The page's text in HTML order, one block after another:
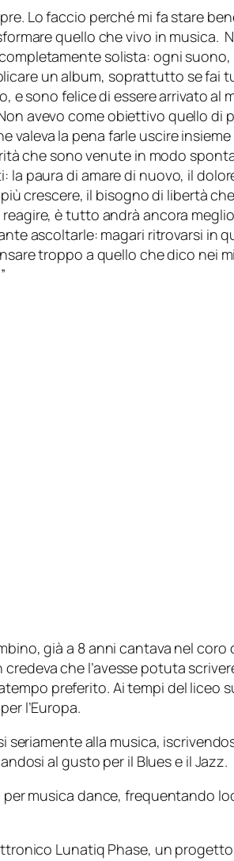
Lo faccio perché mi fa stare
quello che vivo in musica.
solista: ogni
un album, soprattutto se fai
e sono felice di essere arrivato
avevo come obiettivo quello di
la pena farle uscire
che sono venute in modo
la paura di amare di nuovo, il
crescere, il bisogno di libertà
è tutto andrà ancora
ascoltarle: magari ritrovarsi in
troppo a quello che dico nei
già a 8 anni cantava nel
che l’avesse potuta
preferito. Ai tempi del liceo
l’Europa.
alla musica,
al gusto per il Blues e il Jazz.
musica dance, frequentando
Lunatiq Phase, un